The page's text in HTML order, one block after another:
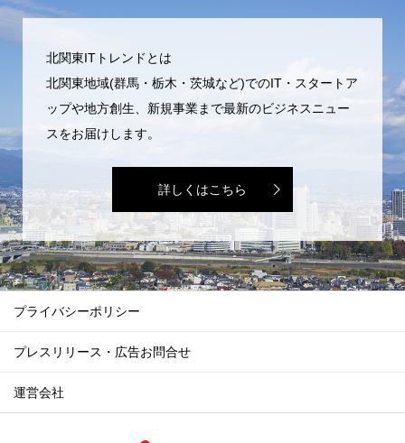
北関東ITトレンドとは
北関東地域(群馬・栃木・茨城など)でのIT・スタートア
ップや地方創生、新規事業まで最新のビジネスニュー
スをお届けします。
詳しくはこちら
プライバシーポリシー
プレスリリース・広告お問合せ
運営会社